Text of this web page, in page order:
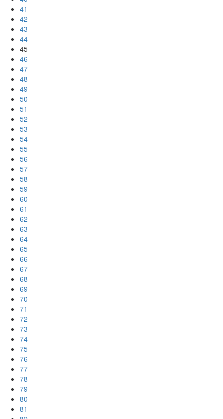
41
42
43
44
45
46
47
48
49
50
51
52
53
54
55
56
57
58
59
60
61
62
63
64
65
66
67
68
69
70
71
72
73
74
75
76
77
78
79
80
81